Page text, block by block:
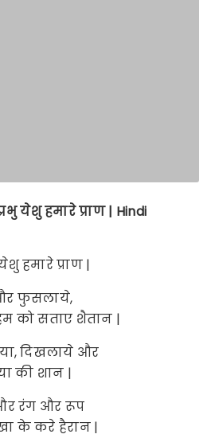
येशु हमारे प्राण | Hindi
हमारे प्राण |
फुसलाये,
को सताए शैतान |
दिखलाये और
की शान |
रंग और रूप
के करे हैरान |